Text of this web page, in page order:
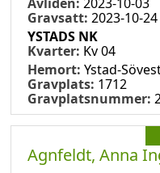
Gravsatt: 2023-10-24
YSTADS NK
Kvarter: Kv 04
Hemort: Ystad-
Gravplats: 1712
Gravplatsnummer:
Agnfeldt, Anna